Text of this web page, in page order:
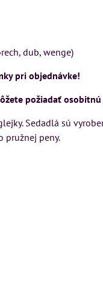
dub, wenge)
pri objednávke!
požiadať
Sedadlá sú
pružnej peny.